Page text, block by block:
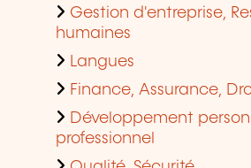
Gestion d'entreprise,
humaines
Langues
Finance, Assurance,
Développement
professionnel